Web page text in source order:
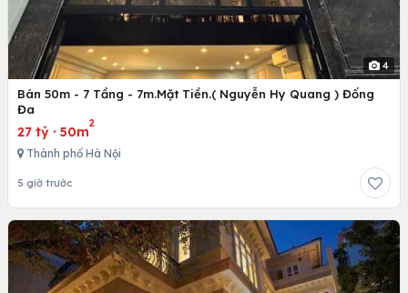
4
Bán 50m - 7 Tầng - 7m.Mặt Tiền.( Nguyễn Hy Quang ) Đống
Đa
27 tỷ · 50m
2
Thành phố Hà Nội
5 giờ trước